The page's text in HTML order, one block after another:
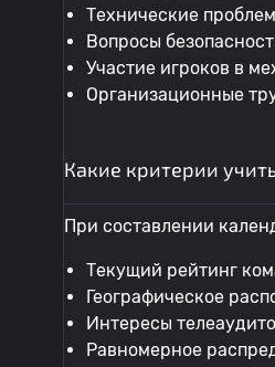
Технические
Вопросы
Участие игроков в
Организационные
Какие критерии
При составлении
Текущий рейтинг
Географическое
Интересы
Равномерное